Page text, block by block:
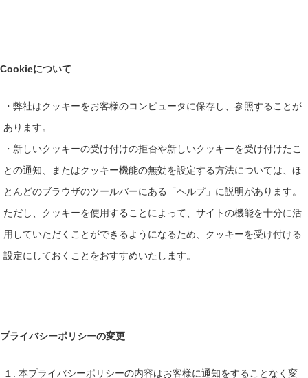
Cookieについて
・弊社はクッキーをお客様のコンピュータに保存し、参照することが
あります。
・新しいクッキーの受け付けの拒否や新しいクッキーを受け付けたこ
との通知、またはクッキー機能の無効を設定する方法については、ほ
とんどのブラウザのツールバーにある「ヘルプ」に説明があります。
ただし、クッキーを使用することによって、サイトの機能を十分に活
用していただくことができるようになるため、クッキーを受け付ける
設定にしておくことをおすすめいたします。
プライバシーポリシーの変更
１. 本プライバシーポリシーの内容はお客様に通知をすることなく変